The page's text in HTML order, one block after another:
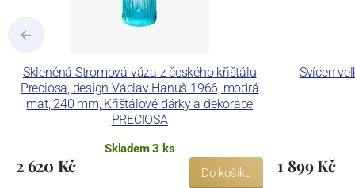
Skleněná Stromová váza z českého křišťálu
Preciosa, design Václav Hanuš 1966, modrá
mat, 240 mm, Křišťálové dárky a dekorace
PRECIOSA
Skladem 3 ks
2 620 Kč Do košíku
Svícen
1 899 Kč